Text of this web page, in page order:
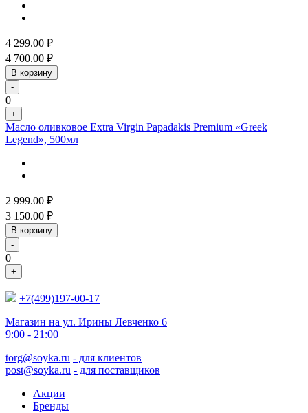
4 299.00 ₽
4 700.00 ₽
В корзину
-
0
+
Масло оливковое Extra Virgin Papadakis Premium «Greek
Legend», 500мл
2 999.00 ₽
3 150.00 ₽
В корзину
-
0
+
+7(499)197-00-17
Магазин на ул. Ирины Левченко 6
9:00 - 21:00
torg@soyka.ru - для клиентов
post@soyka.ru - для поставщиков
Акции
Бренды